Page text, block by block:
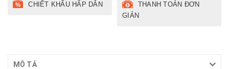
CHIẾT KHẤU HẤP DẪN
THANH TOÁN ĐƠN
GIẢN
MÔ TẢ